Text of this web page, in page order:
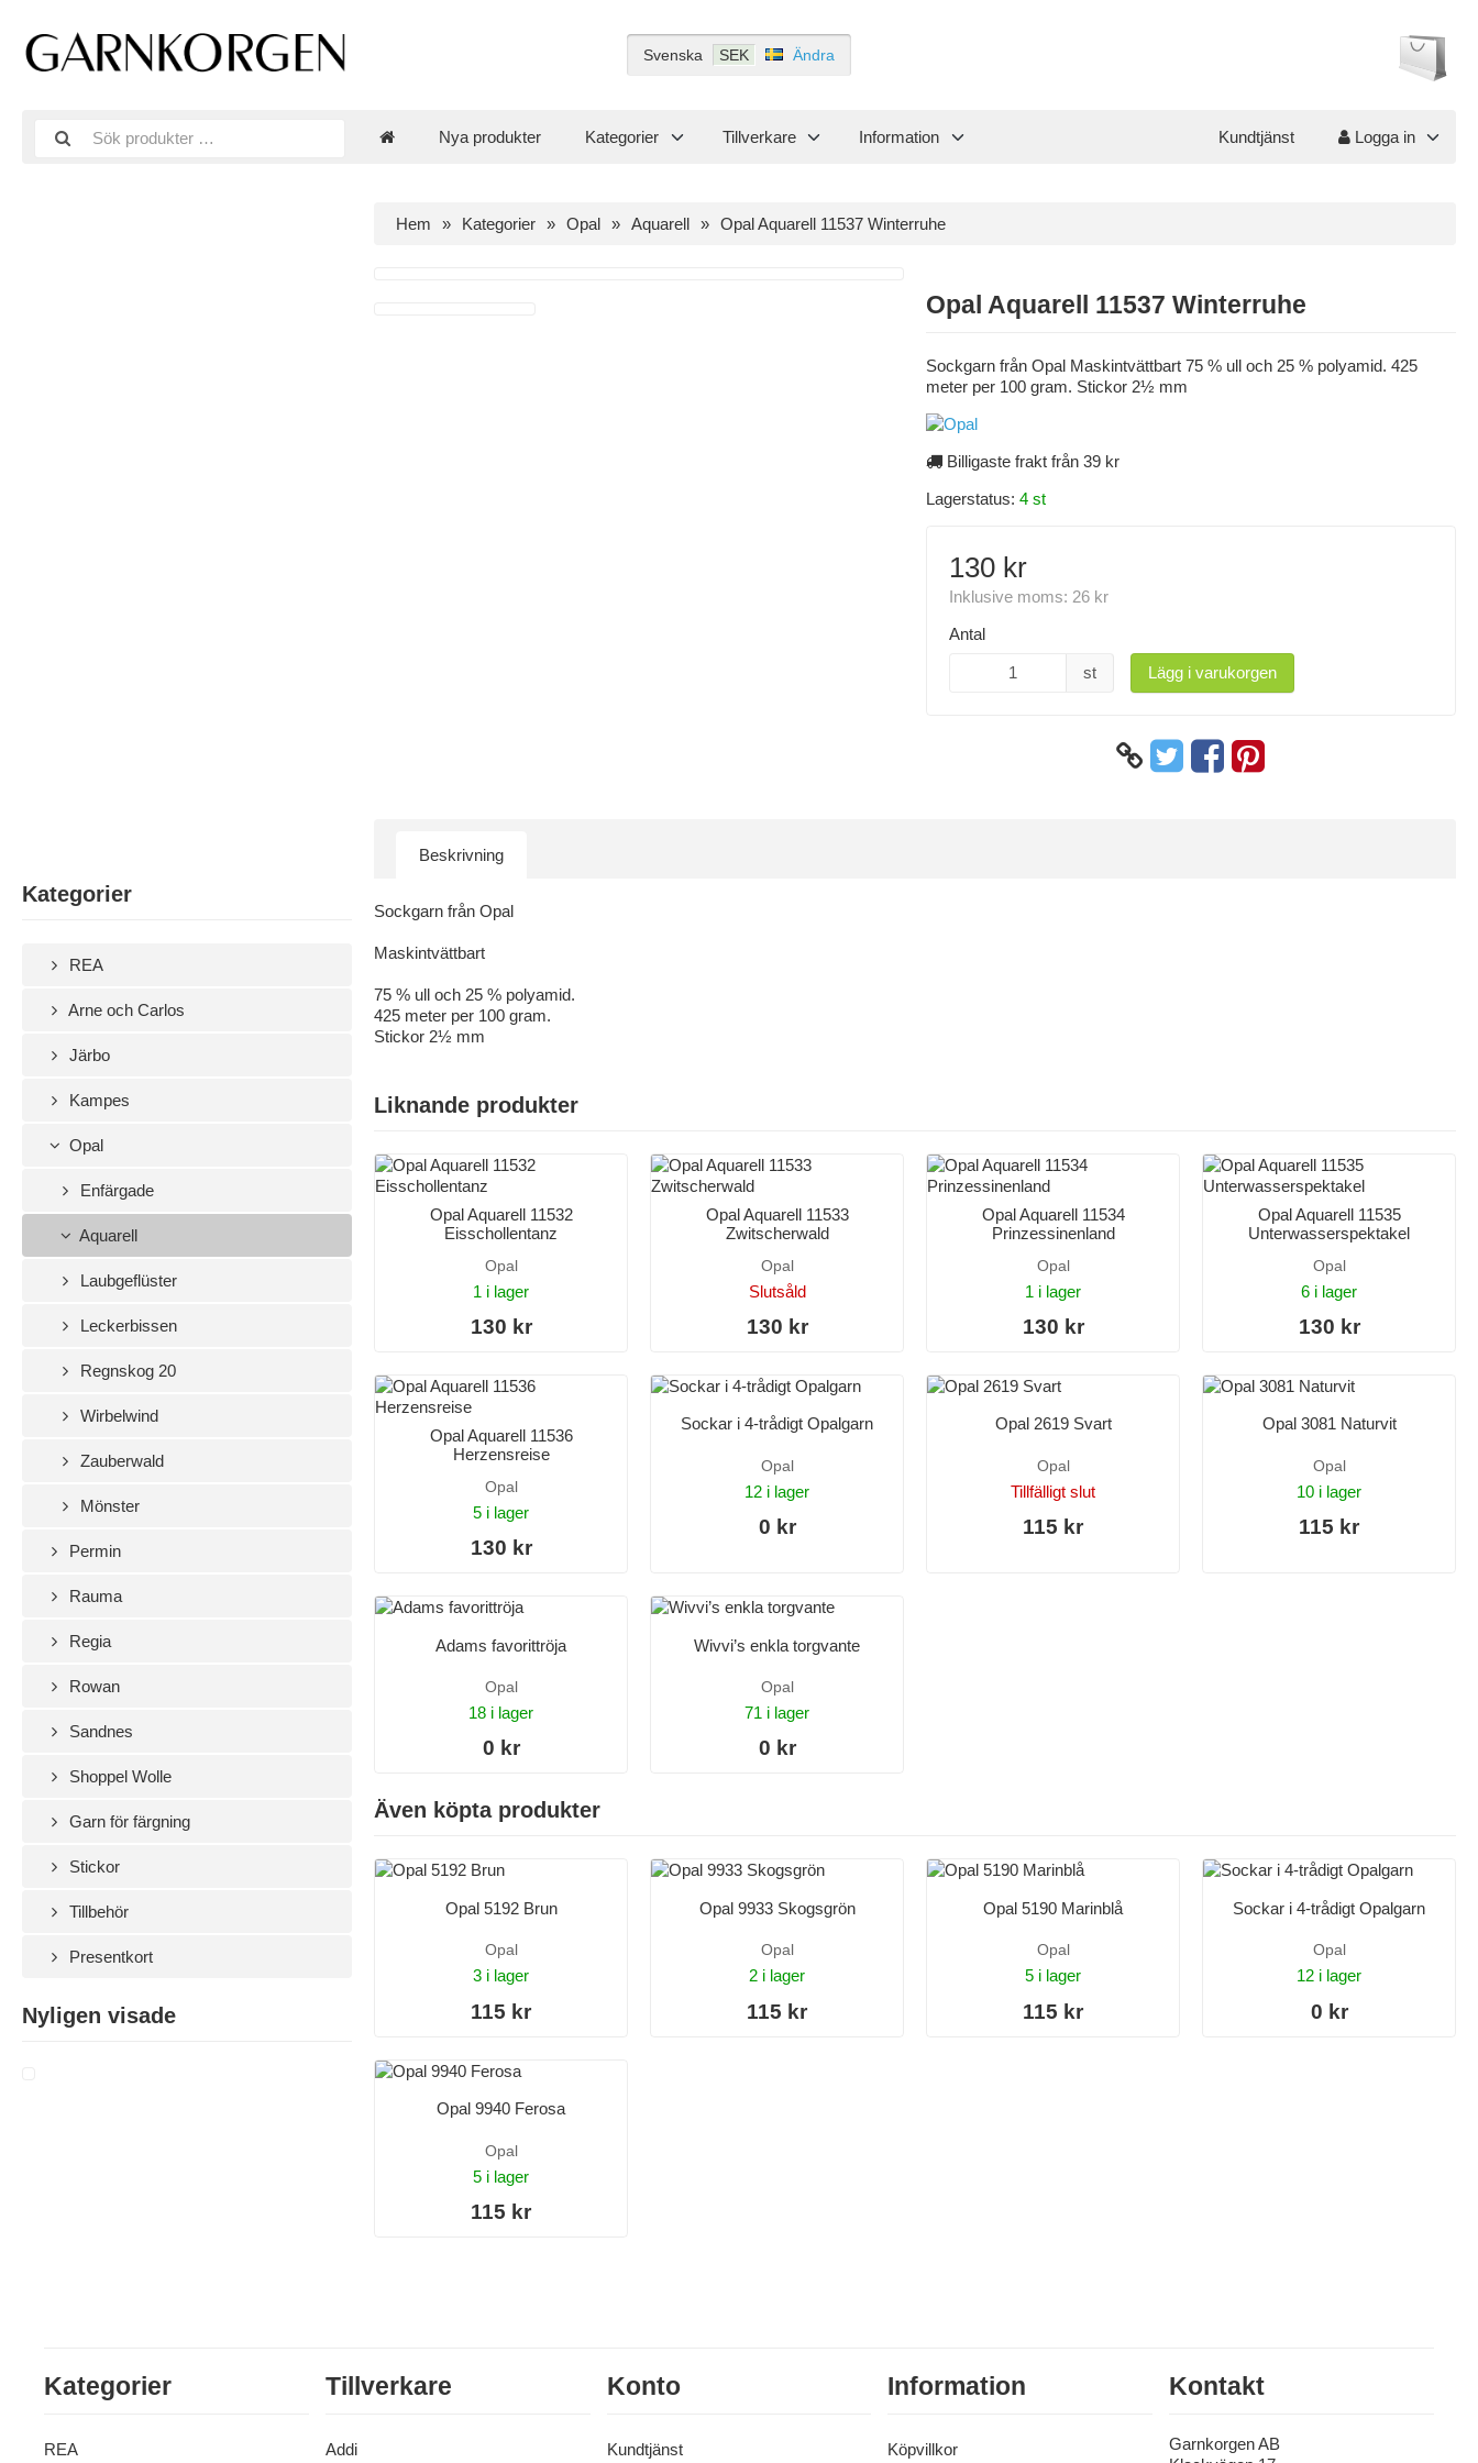
Svenska SEK Ändra
Nya produkter Kategorier Tillverkare Information Kundtjänst Logga in
Kategorier
REA
Arne och Carlos
Järbo
Kampes
Opal
Enfärgade
Aquarell
Laubgeflüster
Leckerbissen
Regnskog 20
Wirbelwind
Zauberwald
Mönster
Permin
Rauma
Regia
Rowan
Sandnes
Shoppel Wolle
Garn för färgning
Stickor
Tillbehör
Presentkort
Nyligen visade
Hem Kategorier Opal Aquarell Opal Aquarell 11537 Winterruhe
Opal Aquarell 11537 Winterruhe
Sockgarn från Opal Maskintvättbart 75 % ull och 25 % polyamid. 425
meter per 100 gram. Stickor 2½ mm
Billigaste frakt från 39 kr
Lagerstatus: 4 st
130 kr
Inklusive moms: 26 kr
Antal
st Lägg i varukorgen
Beskrivning
Sockgarn från Opal
Maskintvättbart
75 % ull och 25 % polyamid.
425 meter per 100 gram.
Stickor 2½ mm
Liknande produkter
Opal Aquarell 11532
Eisschollentanz
Opal
1 i lager
130 kr
Opal Aquarell 11533
Zwitscherwald
Opal
Slutsåld
130 kr
Opal Aquarell 11534
Prinzessinenland
Opal
1 i lager
130 kr
Opal Aquarell 11535
Unterwasserspektakel
Opal
6 i lager
130 kr
Opal Aquarell 11536
Herzensreise
Opal
5 i lager
130 kr
Sockar i 4-trådigt Opalgarn
Opal
12 i lager
0 kr
Opal 2619 Svart
Opal
Tillfälligt slut
115 kr
Opal 3081 Naturvit
Opal
10 i lager
115 kr
Adams favorittröja
Opal
18 i lager
0 kr
Wivvi’s enkla torgvante
Opal
71 i lager
0 kr
Även köpta produkter
Opal 5192 Brun
Opal
3 i lager
115 kr
Opal 9933 Skogsgrön
Opal
2 i lager
115 kr
Opal 5190 Marinblå
Opal
5 i lager
115 kr
Sockar i 4-trådigt Opalgarn
Opal
12 i lager
0 kr
Opal 9940 Ferosa
Opal
5 i lager
115 kr
Kategorier
REA
Tillverkare
Addi
Konto
Kundtjänst
Information
Köpvillkor
Kontakt
Garnkorgen AB